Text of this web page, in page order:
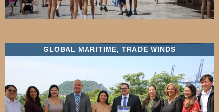
GLOBAL MARITIME,TRADE WINDS